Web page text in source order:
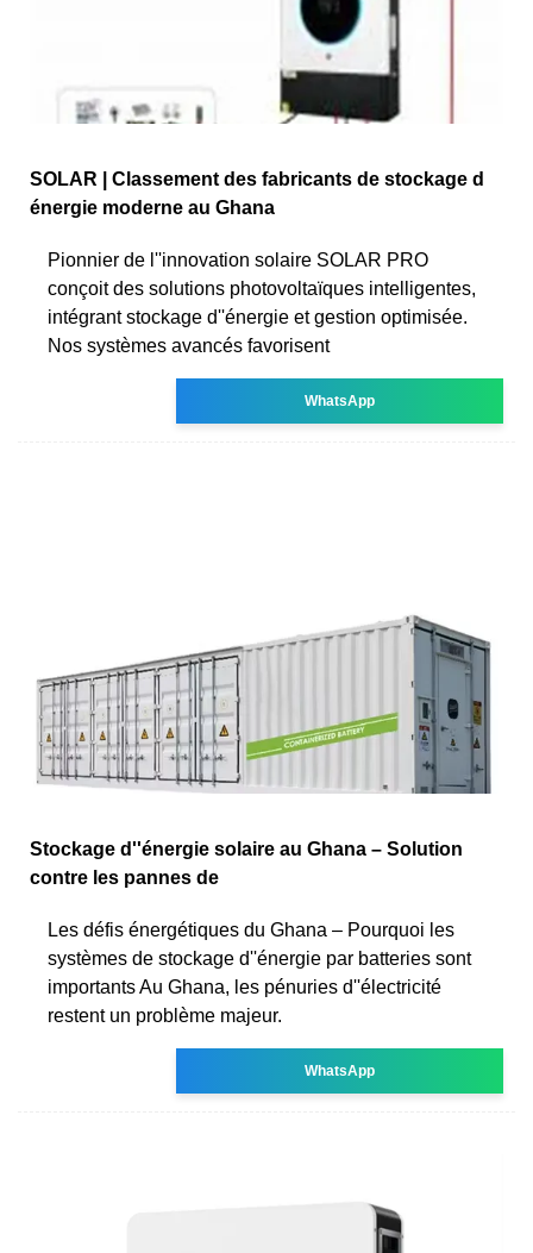
SOLAR | Classement des fabricants de stockage d
énergie moderne au Ghana
Pionnier de l''innovation solaire SOLAR PRO
conçoit des solutions photovoltaïques intelligentes,
intégrant stockage d''énergie et gestion optimisée.
Nos systèmes avancés favorisent
WhatsApp
Stockage d''énergie solaire au Ghana – Solution
contre les pannes de
Les défis énergétiques du Ghana – Pourquoi les
systèmes de stockage d''énergie par batteries sont
importants Au Ghana, les pénuries d''électricité
restent un problème majeur.
WhatsApp